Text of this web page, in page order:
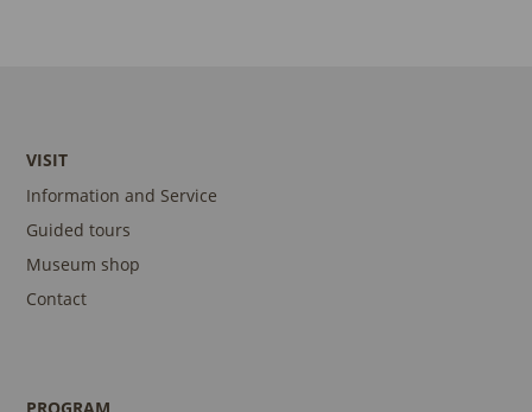
VISIT
Information and Service
Guided tours
Museum shop
Contact